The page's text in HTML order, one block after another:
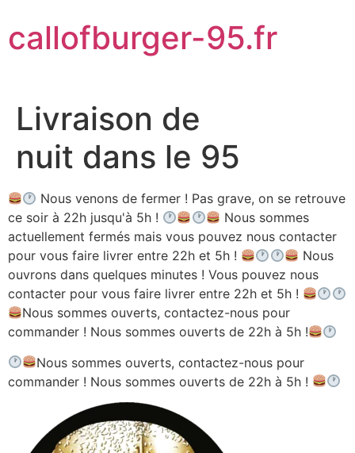
contenu
callofburger-95.fr
Livraison de
nuit dans le 95
Nous venons de fermer ! Pas grave, on se retrouve
ce soir à 22h jusqu'à 5h !
Nous sommes
actuellement fermés mais vous pouvez nous contacter
pour vous faire livrer entre 22h et 5h !
Nous
ouvrons dans quelques minutes ! Vous pouvez nous
contacter pour vous faire livrer entre 22h et 5h !
Nous sommes ouverts, contactez-nous pour
commander ! Nous sommes ouverts de 22h à 5h !
Nous sommes ouverts, contactez-nous pour
commander ! Nous sommes ouverts de 22h à 5h !